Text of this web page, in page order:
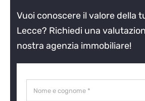
Vuoi conoscere il valore della
Lecce? Richiedi una
nostra agenzia immobiliare!